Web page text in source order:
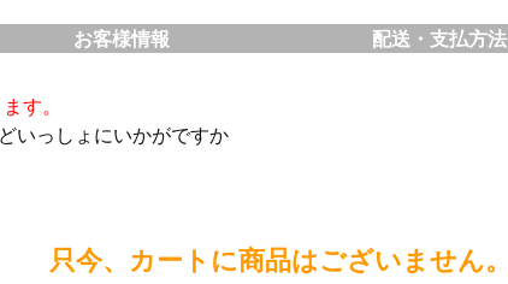
お客様情報 配送・支払方法
す。
いっしょにいかがですか
只今、カートに商品はございません。